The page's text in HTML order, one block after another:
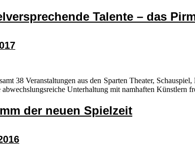
Talente – das
38 Veranstaltungen aus den Sparten Theater,
Unterhaltung mit namhaften Künstlern
der neuen Spielzeit